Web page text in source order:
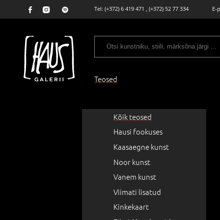
Tel: (+372) 6 419 471 , (+372) 52 77 334 E-
Teosed
Kõik teosed
Hausi fookuses
Kaasaegne kunst
Noor kunst
Vanem kunst
Viimati lisatud
Kinkekaart